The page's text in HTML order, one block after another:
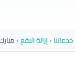
خدماتنا›إزالة البقع›